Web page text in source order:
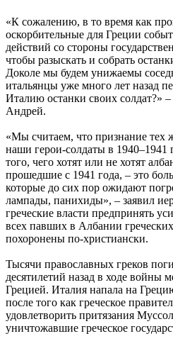
«К сожалению, в то время как
оскорбительные для Греции
действий со стороны
чтобы разыскать и собрать
Доколе мы будем унижаемы
итальянцы уже много лет назад
Италию останки своих солдат?»
Андрей.
«Мы считаем, что признание тех
наши герои-солдаты в 1940–1941
того, чего хотят или не хотят
прошедшие с 1941 года, – это
которые до сих пор ожидают
лампады, панихиды», – заявил
греческие власти предпринять
всех павших в Албании
похоронены по-христиански.
Тысячи православных греков
десятилетий назад в ходе войны
Грецией. Италия напала на
после того как греческое
удовлетворить притязания
уничтожавшие греческое